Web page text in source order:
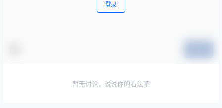
登录
暂无讨论，说说你的看法吧